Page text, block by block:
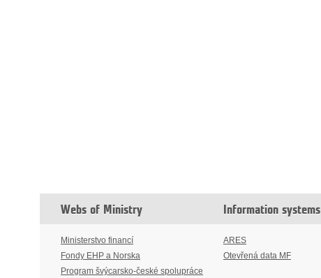
Webs of Ministry
Ministerstvo financí
Fondy EHP a Norska
Program švýcarsko-české spolupráce
Information systems
ARES
Otevřená data MF